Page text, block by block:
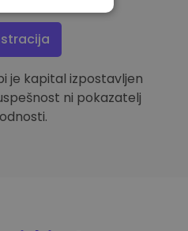
je kapital izpostavljen
ni pokazatelj